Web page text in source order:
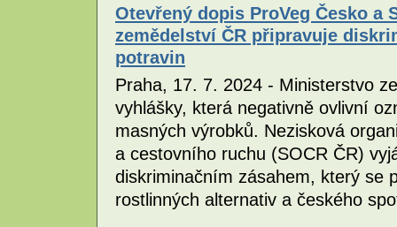
Otevřený dopis ProVeg Česko a
zemědelství ČR připravuje
potravin
Praha, 17. 7. 2024 - Ministerstvo
vyhlášky, která negativně ovlivní
masných výrobků. Nezisková
a cestovního ruchu (SOCR ČR)
diskriminačním zásahem, který se
rostlinných alternativ a českého